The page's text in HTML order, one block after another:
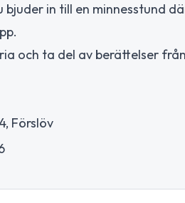
bjuder in till en
och ta del av berättelser
Förslöv